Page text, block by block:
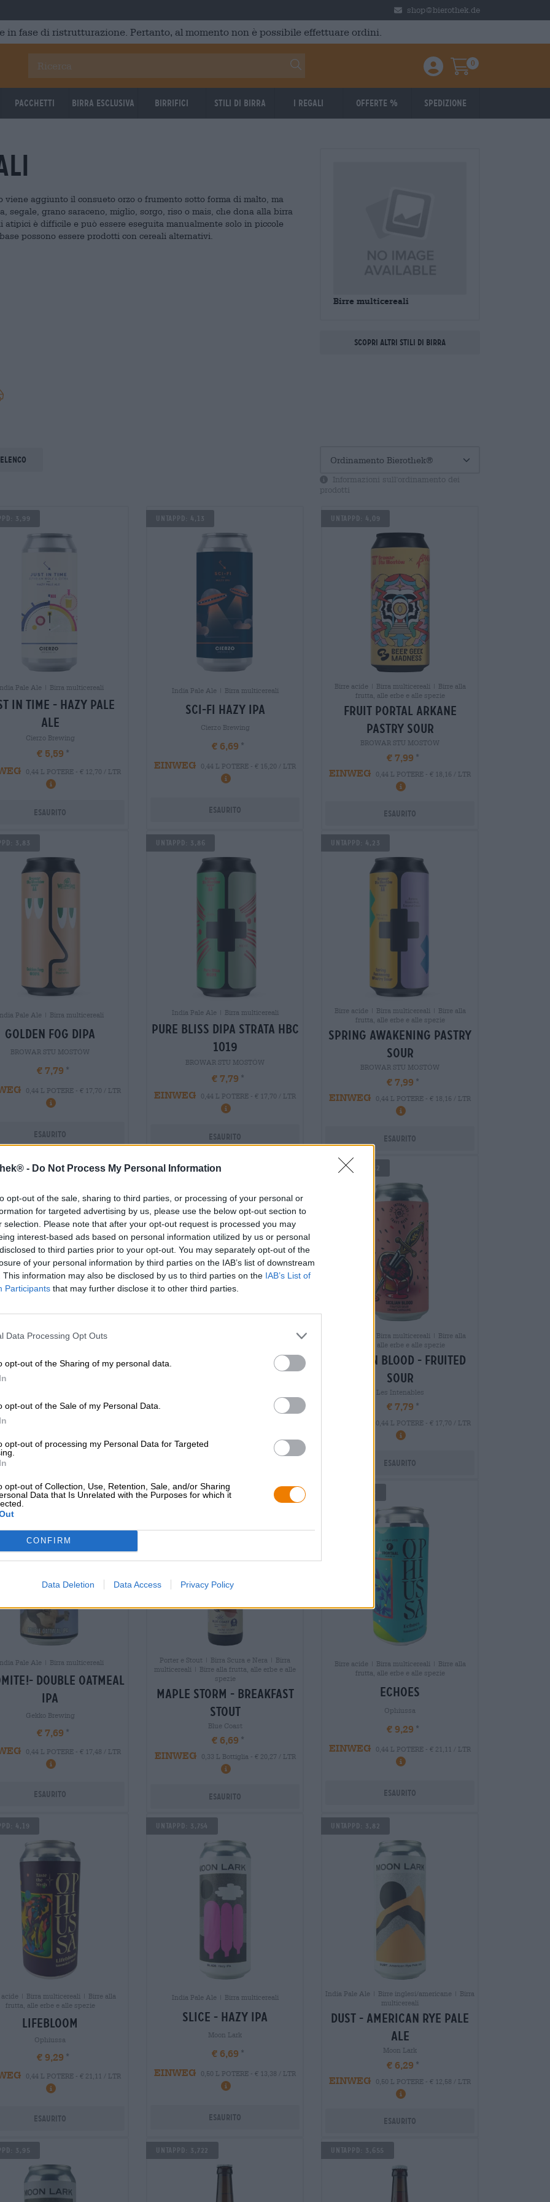
- Do Not Process My Personal Information
opt-out of the sale, sharing to third parties, or processing of your personal or
for targeted advertising by us, please use the below opt-out section to
selection. Please note that after your opt-out request is processed you may
interest-based ads based on personal information utilized by us or personal
to third parties prior to your opt-out. You may separately opt-out of the
of your personal information by third parties on the IAB’s list of downstream
This information may also be disclosed by us to third parties on the IAB’s List of
Participants that may further disclose it to other third parties.
Data Processing Opt Outs
opt-out of the Sharing of my personal data.
opt-out of the Sale of my Personal Data.
opt-out of processing my Personal Data for Targeted
opt-out of Collection, Use, Retention, Sale, and/or Sharing
Data that Is Unrelated with the Purposes for which it
CONFIRM
Data Deletion Data Access Privacy Policy
shop@bierothek.de
in fase di ristrutturazione. Pertanto, al momento non è possibile effettuare ordini.
Einloggen / Anmelden
Warenkorb
0
Pacchetti Birra Esclusiva Birrifici Stili di birra I regali Offerte % Spedizione
aggiunto il consueto orzo o frumento sotto forma di malto, ma
grano saraceno, miglio, sorgo, riso o mais, che dona alla birra
è difficile e può essere eseguita manualmente solo in piccole
possono essere prodotti con cereali alternativi.
Birre multicereali
Scopri altri stili di birra
Informazioni sull'ordinamento dei
prodotti
3,99
Pale Ale | Birra multicereali
in time - hazy pale
ale
Cierzo Brewing
€ 5,59
0,44 L POTERE - € 12,70 / LTR
Esaurito
UNTAPPD: 4,13
India Pale Ale | Birra multicereali
sci-fi hazy ipa
Cierzo Brewing
€ 6,69
EINWEG
0,44 L POTERE - € 15,20 / LTR
Esaurito
Untappd: 4,09
Birre acide | Birra multicereali | Birre alla
frutta, alle erbe e alle spezie
fruit portal arkane
pastry sour
BROWAR STU MOSTÓW
€ 7,99
EINWEG
0,44 L POTERE - € 18,16 / LTR
Esaurito
3,83
Pale Ale | Birra multicereali
golden fog dipa
BROWAR STU MOSTÓW
€ 7,79
0,44 L POTERE - € 17,70 / LTR
Esaurito
Untappd: 3,86
India Pale Ale | Birra multicereali
pure bliss dipa strata hbc
1019
BROWAR STU MOSTÓW
€ 7,79
EINWEG
0,44 L POTERE - € 17,70 / LTR
Esaurito
Untappd: 4,23
Birre acide | Birra multicereali | Birre alla
frutta, alle erbe e alle spezie
spring awakening pastry
sour
BROWAR STU MOSTÓW
€ 7,99
EINWEG
0,44 L POTERE - € 18,16 / LTR
Esaurito
3,61
acide | Birra multicereali | Birre alla
salute sour cherry
€ 7,59
UNTAPPD: 4,04
muffin cassis - pastry
UNTAPPD: 3,82
Birre acide | Birra multicereali | Birre alla
frutta, alle erbe e alle spezie
sicilian blood - fruited
sour
Les Intenables
€ 7,79
0,44 L POTERE - € 17,70 / LTR
Esaurito
4,25
Pale Ale | Birra multicereali
double oatmeal
ipa
Gekko Brewing
€ 7,69
0,44 L POTERE - € 17,48 / LTR
Esaurito
Untappd: 4,08
Porter e Stout | Birra Scura e Nera | Birra
multicereali | Birre alla frutta, alle erbe e alle
spezie
maple storm - breakfast
stout
Blue Coast
€ 6,69
EINWEG
0,33 L Bottiglia - € 20,27 / LTR
Esaurito
Birre acide | Birra multicereali | Birre alla
frutta, alle erbe e alle spezie
echoes
Ophiussa
€ 9,29
EINWEG
0,44 L POTERE - € 21,11 / LTR
Esaurito
4,19
acide | Birra multicereali | Birre alla
frutta, alle erbe e alle spezie
lifebloom
Ophiussa
€ 9,29
0,44 L POTERE - € 21,11 / LTR
Esaurito
Untappd: 3,754
India Pale Ale | Birra multicereali
slice - hazy ipa
Moon Lark
€ 6,69
EINWEG
0,50 L POTERE - € 13,38 / LTR
Esaurito
Untappd: 3,82
India Pale Ale | Birre inglesi/americane | Birra
multicereali
dust - american rye pale
ale
Moon Lark
€ 6,29
EINWEG
0,50 L POTERE - € 12,58 / LTR
Esaurito
3,95 Untappd: 3,722 Untappd: 3,655